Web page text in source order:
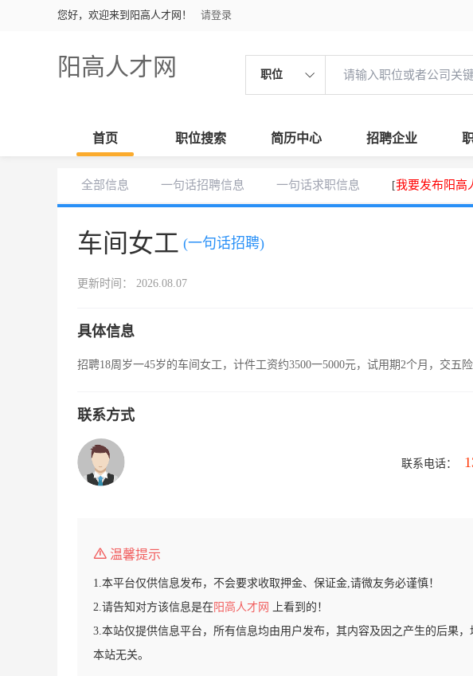
您好，欢迎来到阳高人才网！ 请登录
阳高人才网 职位
首页 职位搜索 简历中心 招聘企业
全部信息 一句话招聘信息 一句话求职信息 [我要发布阳高
车间女工 (一句话招聘)
更新时间： 2026.08.07
具体信息
招聘18周岁一45岁的车间女工，计件工资约3500一5000元，试用期2个月，交五
联系方式
联系电话：
温馨提示
1.本平台仅供信息发布，不会要求收取押金、保证金,请微友务必谨慎！
2.请告知对方该信息是在阳高人才网
上看到的！
3.本站仅提供信息平台，所有信息均由用户发布，其内容及因之产生的后果
本站无关。